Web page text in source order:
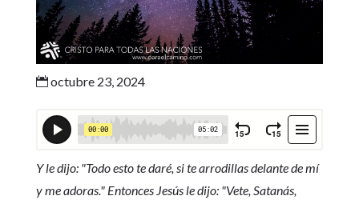
octubre 23, 2024
Y le dijo: "Todo esto te daré, si te arrodillas delante de mí
y me adoras." Entonces Jesús le dijo: "Vete, Satanás,